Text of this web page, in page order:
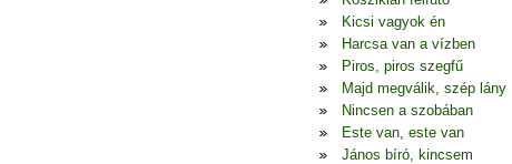
Kicsi vagyok én
Harcsa van a vízben
Piros, piros szegfű
Majd megválik, szép lány
Nincsen a szobában
Este van, este van
János bíró, kincsem